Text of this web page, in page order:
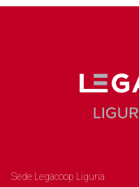
Sede Legacoop Liguria